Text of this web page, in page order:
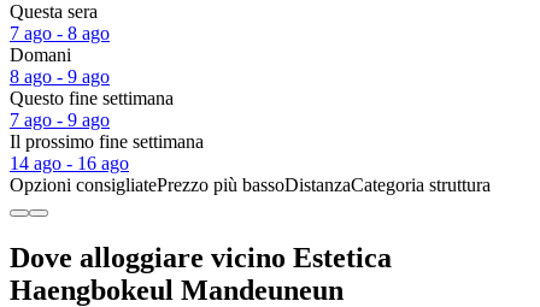
Questa sera
7 ago - 8 ago
Domani
8 ago - 9 ago
Questo fine settimana
7 ago - 9 ago
Il prossimo fine settimana
14 ago - 16 ago
Opzioni consigliatePrezzo più bassoDistanzaCategoria struttura
Dove alloggiare vicino Estetica
Haengbokeul Mandeuneun